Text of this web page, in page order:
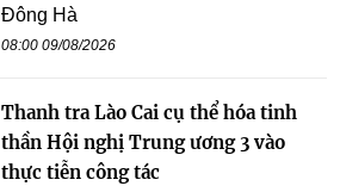
Đông Hà
08:00 09/08/2026
Thanh tra Lào Cai cụ thể hóa tinh
thần Hội nghị Trung ương 3 vào
thực tiễn công tác